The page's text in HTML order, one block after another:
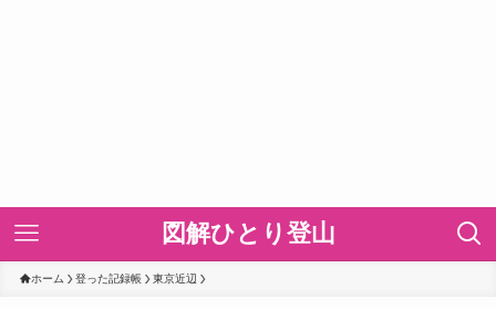
図解ひとり登山
ホーム 登った記録帳 東京近辺